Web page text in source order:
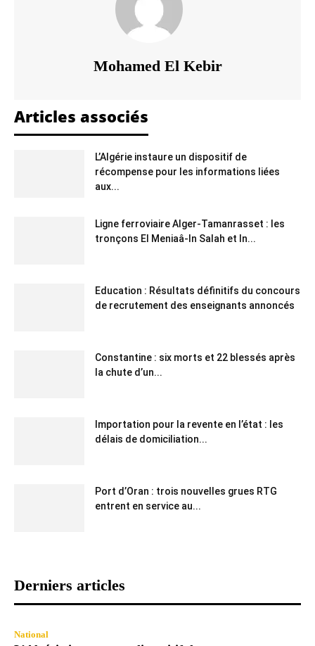
Mohamed El Kebir
Articles associés
L’Algérie instaure un dispositif de
récompense pour les informations liées
aux...
Ligne ferroviaire Alger-Tamanrasset : les
tronçons El Meniaâ-In Salah et In...
Education : Résultats définitifs du concours
de recrutement des enseignants annoncés
Constantine : six morts et 22 blessés après
la chute d’un...
Importation pour la revente en l’état : les
délais de domiciliation...
Port d’Oran : trois nouvelles grues RTG
entrent en service au...
Derniers articles
National